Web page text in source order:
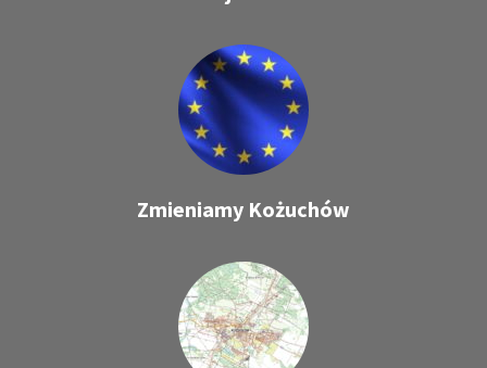
Zmieniamy Kożuchów